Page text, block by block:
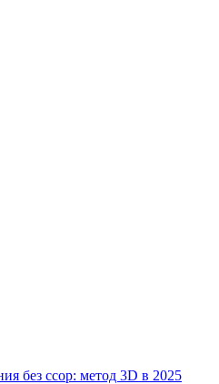
без ссор: метод 3D в 2025